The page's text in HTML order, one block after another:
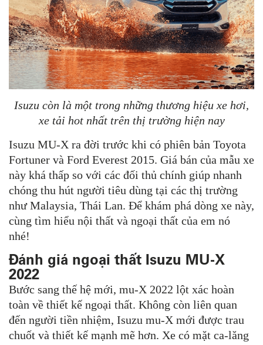
Isuzu còn là một trong những thương hiệu xe hơi,
xe tải hot nhất trên thị trường hiện nay
Isuzu MU-X ra đời trước khi có phiên bản Toyota
Fortuner và Ford Everest 2015. Giá bán của mẫu xe
này khá thấp so với các đối thủ chính giúp nhanh
chóng thu hút người tiêu dùng tại các thị trường
như Malaysia, Thái Lan. Để khám phá dòng xe này,
cùng tìm hiểu nội thất và ngoại thất của em nó
nhé!
Đánh giá ngoại thất Isuzu MU-X
2022
Bước sang thế hệ mới, mu-X 2022 lột xác hoàn
toàn về thiết kế ngoại thất. Không còn liên quan
đến người tiền nhiệm, Isuzu mu-X mới được trau
chuốt và thiết kế mạnh mẽ hơn. Xe có mặt ca-lăng